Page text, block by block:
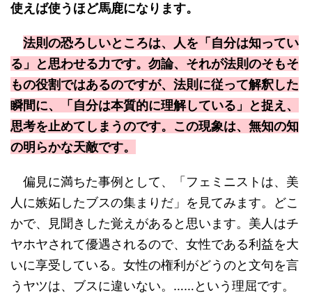
使えば使うほど馬鹿になります。
法則の恐ろしいところは、人を「自分は知ってい
る」と思わせる力です。勿論、それが法則のそもそ
もの役割ではあるのですが、法則に従って解釈した
瞬間に、「自分は本質的に理解している」と捉え、
思考を止めてしまうのです。この現象は、無知の知
の明らかな天敵です。
偏見に満ちた事例として、「フェミニストは、美
人に嫉妬したブスの集まりだ」を見てみます。どこ
かで、見聞きした覚えがあると思います。美人はチ
ヤホヤされて優遇されるので、女性である利益を大
いに享受している。女性の権利がどうのと文句を言
うヤツは、ブスに違いない。……という理屈です。